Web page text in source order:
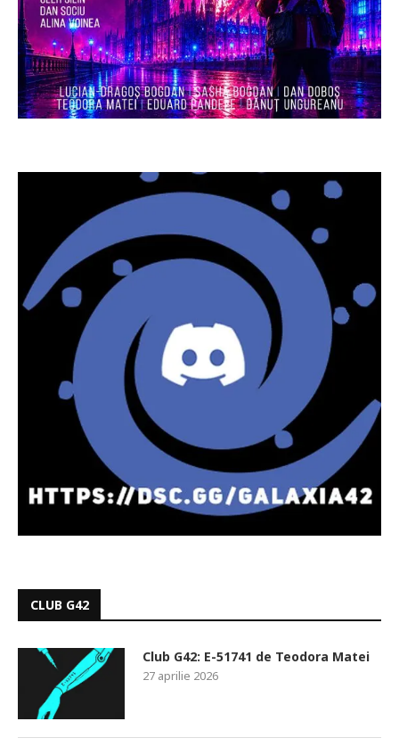
CLUB G42
Club G42: E-51741 de Teodora Matei
27 aprilie 2026